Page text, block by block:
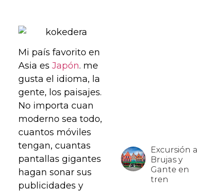
Mi país favorito en
Asia esJapón. me
gusta el idioma, la
gente, los paisajes.
No importa cuan
moderno sea todo,
cuantos móviles
tengan, cuantas
pantallas gigantes
hagan sonar sus
publicidades y